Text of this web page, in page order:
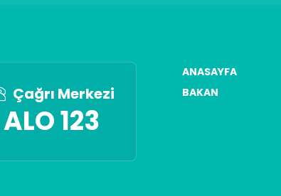
Çağrı Merkezi
ALO 123
ANASAYFA
BAKAN